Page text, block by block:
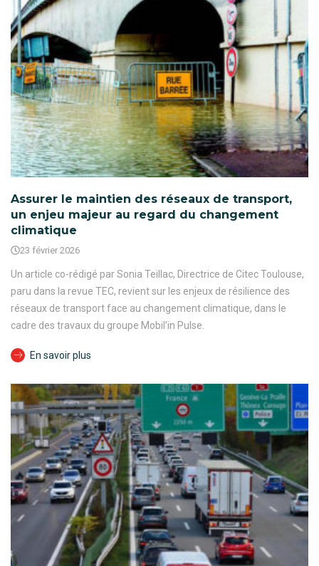
Assurer le maintien des réseaux de transport,
un enjeu majeur au regard du changement
climatique
23 février 2026
Un article co-rédigé par Sonia Teillac, Directrice de Citec Toulouse,
paru dans la revue TEC, revient sur les enjeux de résilience des
réseaux de transport face au changement climatique, dans le
cadre des travaux du groupe Mobil’in Pulse.
En savoir plus